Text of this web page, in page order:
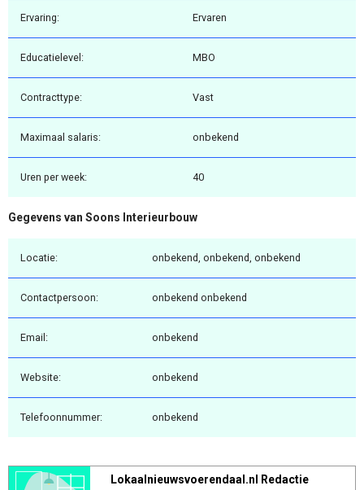
Ervaring: Ervaren
Educatielevel: MBO
Contracttype: Vast
Maximaal salaris: onbekend
Uren per week: 40
Gegevens van Soons Interieurbouw
Locatie: onbekend, onbekend, onbekend
Contactpersoon: onbekend onbekend
Email: onbekend
Website: onbekend
Telefoonnummer: onbekend
Lokaalnieuwsvoerendaal.nl Redactie